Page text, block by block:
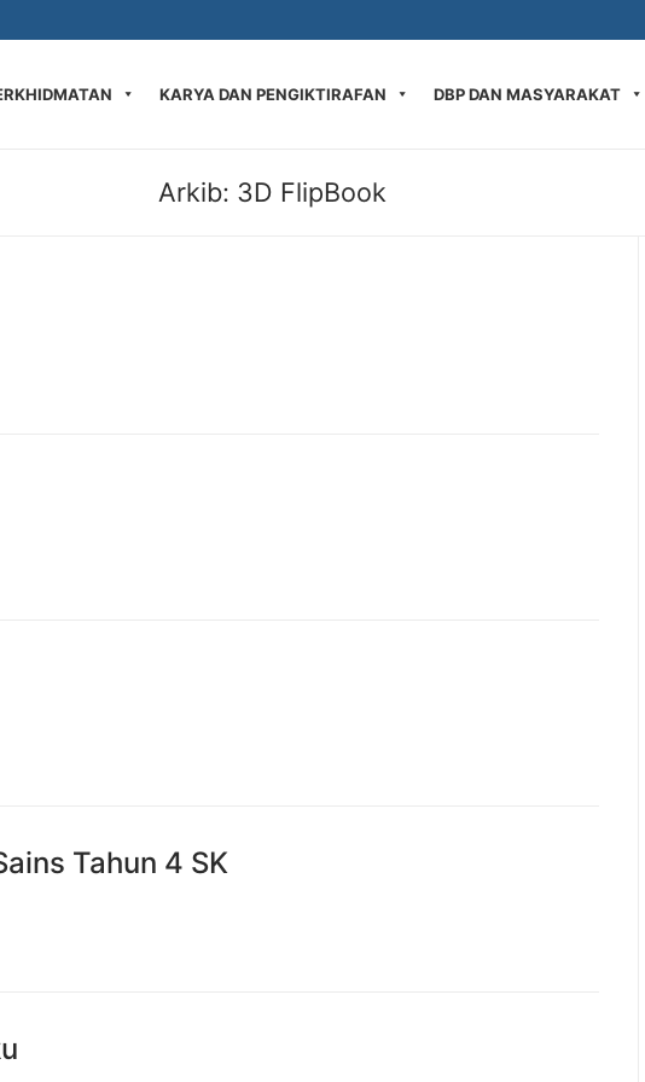
KARYA DAN PENGIKTIRAFAN DBP DAN MASYARAKAT
Arkib: 3D FlipBook
Tahun 4 SK